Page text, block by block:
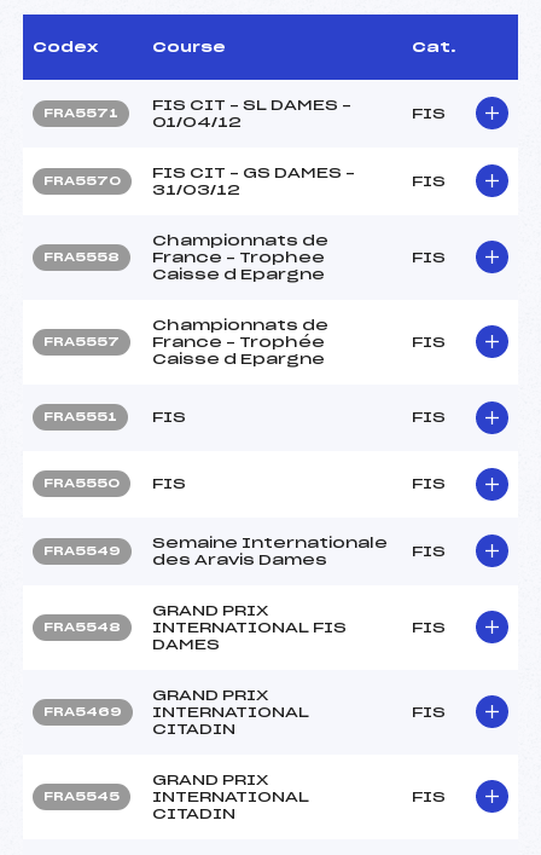
Codex Course Cat.
FRA5571
FIS CIT – SL DAMES –
01/04/12
FIS
FRA5570
FIS CIT – GS DAMES –
31/03/12
FIS
FRA5558
Championnats de
France – Trophee
Caisse d Epargne
FIS
FRA5557
Championnats de
France – Trophée
Caisse d Epargne
FIS
FRA5551 FIS FIS
FRA5550 FIS FIS
FRA5549
Semaine Internationale
des Aravis Dames
FIS
FRA5548
GRAND PRIX
INTERNATIONAL FIS
DAMES
FIS
FRA5469
GRAND PRIX
INTERNATIONAL
CITADIN
FIS
FRA5545
GRAND PRIX
INTERNATIONAL
CITADIN
FIS